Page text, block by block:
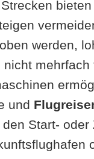
werden,
und
Start-